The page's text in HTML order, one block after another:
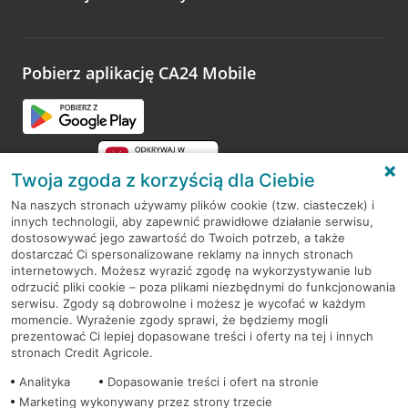
opinie.
Pobierz aplikację CA24 Mobile
RODO
Regulamin serwisu
Mapa serwisu
PolitykaCookies
Twoja zgoda z korzyścią dla Ciebie
Na naszych stronach używamy plików cookie (tzw. ciasteczek) i
innych technologii, aby zapewnić prawidłowe działanie serwisu,
dostosowywać jego zawartość do Twoich potrzeb, a także
dostarczać Ci spersonalizowane reklamy na innych stronach
internetowych. Możesz wyrazić zgodę na wykorzystywanie lub
odrzucić pliki cookie – poza plikami niezbędnymi do funkcjonowania
serwisu. Zgody są dobrowolne i możesz je wycofać w każdym
momencie. Wyrażenie zgody sprawi, że będziemy mogli
prezentować Ci lepiej dopasowane treści i oferty na tej i innych
stronach Credit Agricole.
Analityka
Dopasowanie treści i ofert na stronie
Marketing wykonywany przez strony trzecie